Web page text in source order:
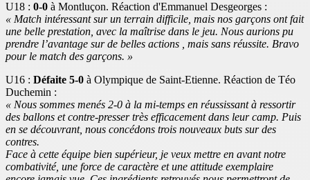
U18 : 0-0 à Montluçon. Réaction d'Emmanuel Desgeorges :
« Match intéressant sur un terrain difficile, mais nos garçons ont fait
une belle prestation, avec la maîtrise dans le jeu. Nous aurions pu
prendre l’avantage sur de belles actions , mais sans réussite. Bravo
pour le match des garçons. »
U16 : Défaite 5-0 à Olympique de Saint-Etienne. Réaction de Téo
Duchemin :
« Nous sommes menés 2-0 à la mi-temps en réussissant à ressortir
des ballons et contre-presser très efficacement dans leur camp. Puis
en se découvrant, nous concédons trois nouveaux buts sur des
contres.
Face à cette équipe bien supérieur, je veux mettre en avant notre
combativité, une force de caractère et une attitude exemplaire